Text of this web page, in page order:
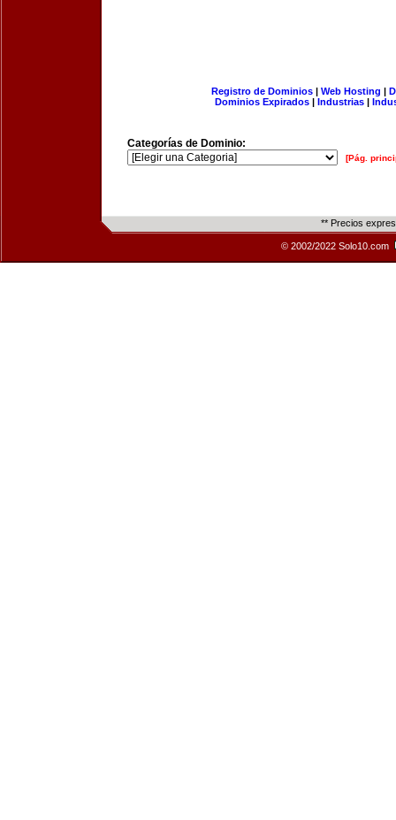
Registro de Dominios| Web Hosting |
Dominios Expirados | Industrias |
Categorías de Dominio:
[Pág.
** Precios
© 2002/2022 Solo10.com